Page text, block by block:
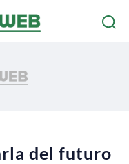
del futuro